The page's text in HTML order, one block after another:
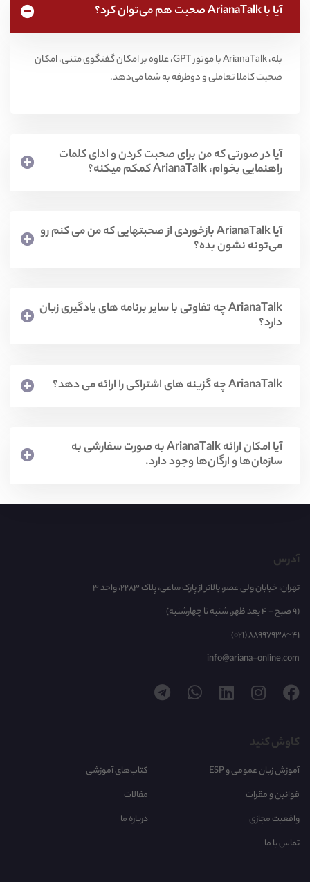
آیا با ArianaTalk صحبت هم می‌توان کرد؟
بله، ArianaTalk با موتور GPT، علاوه بر امکان گفتگوی متنی، امکان
صحبت کاملا تعاملی و دوطرفه به شما می‌دهد.
آیا در صورتی که من برای صحبت کردن و ادای کلمات
راهنمایی بخوام، ArianaTalk کمکم میکنه؟
آیا ArianaTalk بازخوردی از صحبتهایی که من می کنم رو
می‌تونه نشون بده؟
ArianaTalk چه تفاوتی با سایر برنامه های یادگیری زبان
دارد؟
ArianaTalk چه گزینه های اشتراکی را ارائه می دهد؟
آیا امکان ارائه ArianaTalk به صورت سفارشی به
سازمان‌ها و ارگان‌ها وجود دارد.
آدرس
تهران، خیابان ولی عصر، بالاتر از پارک ساعی، پلاک 2283، واحد 3
(9 صبح - 4 بعد ظهر, شنبه تا چهارشنبه)
(021) 88997938~41
info@ariana-online.com
کاوش کنید
آموزش زبان عمومی و ESP
کتاب‌های آموزشی
قوانین و مقرات
مقالات
واقعیت مجازی
درباره ما
تماس با ما